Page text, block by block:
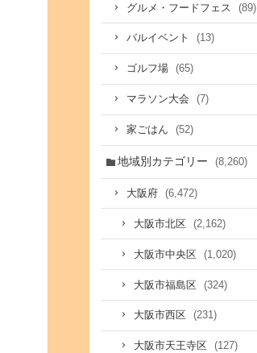
グルメ・フードフェス (89)
バルイベント (13)
ゴルフ場 (65)
マラソン大会 (7)
家ごはん (52)
地域別カテゴリー (8,260)
大阪府 (6,472)
大阪市北区 (2,162)
大阪市中央区 (1,020)
大阪市福島区 (324)
大阪市西区 (231)
大阪市天王寺区 (127)